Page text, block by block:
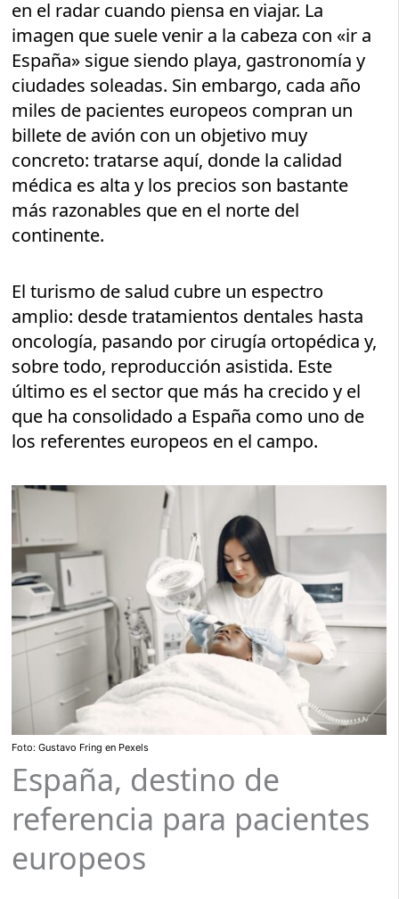
en el radar cuando piensa en viajar. La
imagen que suele venir a la cabeza con «ir a
España» sigue siendo playa, gastronomía y
ciudades soleadas. Sin embargo, cada año
miles de pacientes europeos compran un
billete de avión con un objetivo muy
concreto: tratarse aquí, donde la calidad
médica es alta y los precios son bastante
más razonables que en el norte del
continente.
El turismo de salud cubre un espectro
amplio: desde tratamientos dentales hasta
oncología, pasando por cirugía ortopédica y,
sobre todo, reproducción asistida. Este
último es el sector que más ha crecido y el
que ha consolidado a España como uno de
los referentes europeos en el campo.
Foto: Gustavo Fring en Pexels
España, destino de
referencia para pacientes
europeos